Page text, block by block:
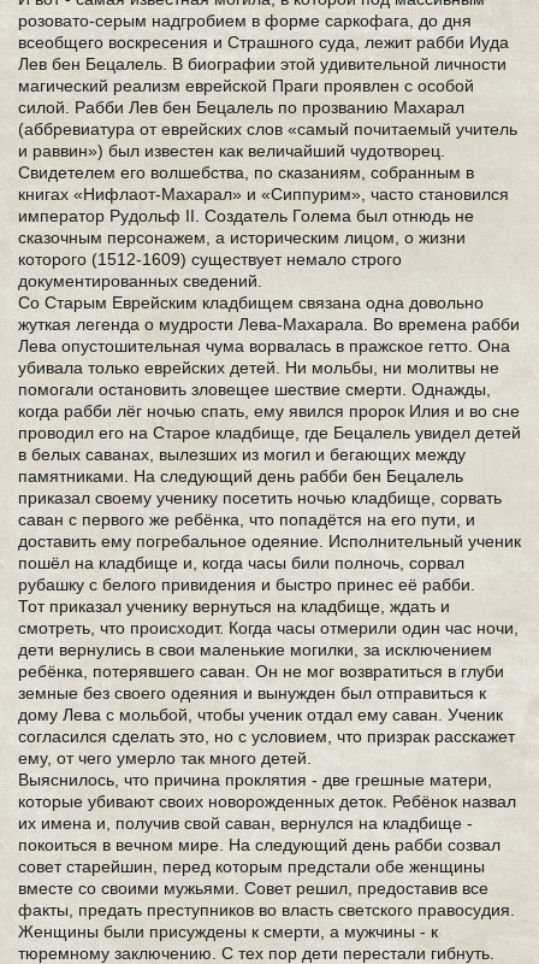
розовато-серым надгробием в форме саркофага, до дня
всеобщего воскресения и Страшного суда, лежит рабби Иуда
Лев бен Бецалель. В биографии этой удивительной личности
магический реализм еврейской Праги проявлен с особой
силой. Рабби Лев бен Бецалель по прозванию Махарал
(аббревиатура от еврейских слов «самый почитаемый учитель
и раввин») был известен как величайший чудотворец.
Свидетелем его волшебства, по сказаниям, собранным в
книгах «Нифлаот-Махарал» и «Сиппурим», часто становился
император Рудольф II. Создатель Голема был отнюдь не
сказочным персонажем, а историческим лицом, о жизни
которого (1512-1609) существует немало строго
документированных сведений.
Со Старым Еврейским кладбищем связана одна довольно
жуткая легенда о мудрости Лева-Махарала. Во времена рабби
Лева опустошительная чума ворвалась в пражское гетто. Она
убивала только еврейских детей. Ни мольбы, ни молитвы не
помогали остановить зловещее шествие смерти. Однажды,
когда рабби лёг ночью спать, ему явился пророк Илия и во сне
проводил его на Старое кладбище, где Бецалель увидел детей
в белых саванах, вылезших из могил и бегающих между
памятниками. На следующий день рабби бен Бецалель
приказал своему ученику посетить ночью кладбище, сорвать
саван с первого же ребёнка, что попадётся на его пути, и
доставить ему погребальное одеяние. Исполнительный ученик
пошёл на кладбище и, когда часы били полночь, сорвал
рубашку с белого привидения и быстро принес её рабби.
Тот приказал ученику вернуться на кладбище, ждать и
смотреть, что происходит. Когда часы отмерили один час ночи,
дети вернулись в свои маленькие могилки, за исключением
ребёнка, потерявшего саван. Он не мог возвратиться в глуби
земные без своего одеяния и вынужден был отправиться к
дому Лева с мольбой, чтобы ученик отдал ему саван. Ученик
согласился сделать это, но с условием, что призрак расскажет
ему, от чего умерло так много детей.
Выяснилось, что причина проклятия - две грешные матери,
которые убивают своих новорожденных деток. Ребёнок назвал
их имена и, получив свой саван, вернулся на кладбище -
покоиться в вечном мире. На следующий день рабби созвал
совет старейшин, перед которым предстали обе женщины
вместе со своими мужьями. Совет решил, предоставив все
факты, предать преступников во власть светского правосудия.
Женщины были присуждены к смерти, а мужчины - к
тюремному заключению. С тех пор дети перестали гибнуть.